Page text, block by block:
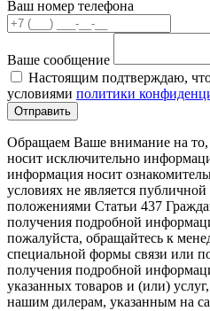
Ваш номер телефона
Ваше сообщение
Настоящим подтверждаю,
условиями политики
Обращаем Ваше внимание на то,
носит исключительно
информация носит
условиях не является
положениями Статьи 437
получения подробной
пожалуйста, обращайтесь к
специальной формы связи или
получения подробной
указанных товаров и (или)
нашим дилерам, указанным на